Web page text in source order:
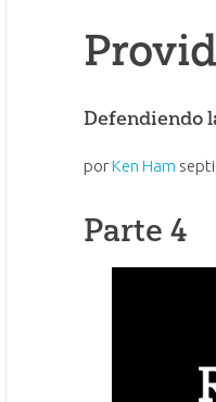
Defendiendo
porKen Ham
Parte 4